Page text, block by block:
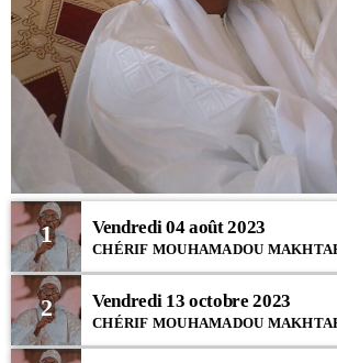
1 Vendredi 04 août 2023
CHÉRIF MOUHAMADOU
2 Vendredi 13 octobre 2023
CHÉRIF MOUHAMADOU